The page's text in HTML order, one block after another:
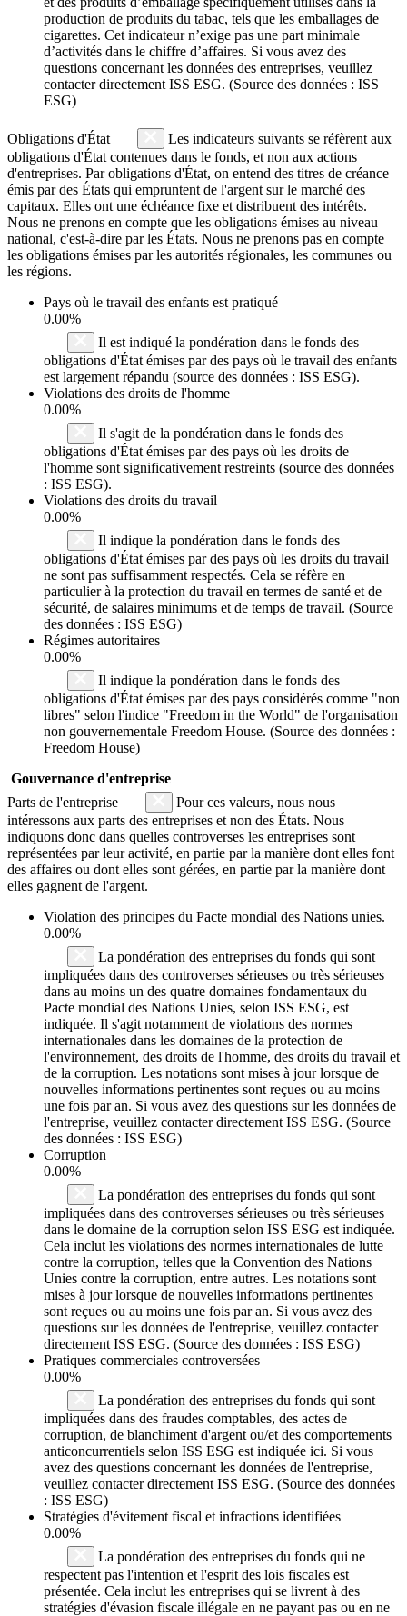
production de produits du tabac, tels que les emballages de
cigarettes. Cet indicateur n’exige pas une part minimale
d’activités dans le chiffre d’affaires. Si vous avez des
questions concernant les données des entreprises, veuillez
contacter directement ISS ESG. (Source des données : ISS
ESG)
Obligations d'État
Les indicateurs suivants se réfèrent aux
obligations d'État contenues dans le fonds, et non aux actions
d'entreprises. Par obligations d'État, on entend des titres de créance
émis par des États qui empruntent de l'argent sur le marché des
capitaux. Elles ont une échéance fixe et distribuent des intérêts.
Nous ne prenons en compte que les obligations émises au niveau
national, c'est-à-dire par les États. Nous ne prenons pas en compte
les obligations émises par les autorités régionales, les communes ou
les régions.
Pays où le travail des enfants est pratiqué
0.00%
Il est indiqué la pondération dans le fonds des
obligations d'État émises par des pays où le travail des enfants
est largement répandu (source des données : ISS ESG).
Violations des droits de l'homme
0.00%
Il s'agit de la pondération dans le fonds des
obligations d'État émises par des pays où les droits de
l'homme sont significativement restreints (source des données
: ISS ESG).
Violations des droits du travail
0.00%
Il indique la pondération dans le fonds des
obligations d'État émises par des pays où les droits du travail
ne sont pas suffisamment respectés. Cela se réfère en
particulier à la protection du travail en termes de santé et de
sécurité, de salaires minimums et de temps de travail. (Source
des données : ISS ESG)
Régimes autoritaires
0.00%
Il indique la pondération dans le fonds des
obligations d'État émises par des pays considérés comme "non
libres" selon l'indice "Freedom in the World" de l'organisation
non gouvernementale Freedom House. (Source des données :
Freedom House)
Gouvernance d'entreprise
Parts de l'entreprise
Pour ces valeurs, nous nous
intéressons aux parts des entreprises et non des États. Nous
indiquons donc dans quelles controverses les entreprises sont
représentées par leur activité, en partie par la manière dont elles font
des affaires ou dont elles sont gérées, en partie par la manière dont
elles gagnent de l'argent.
Violation des principes du Pacte mondial des Nations unies.
0.00%
La pondération des entreprises du fonds qui sont
impliquées dans des controverses sérieuses ou très sérieuses
dans au moins un des quatre domaines fondamentaux du
Pacte mondial des Nations Unies, selon ISS ESG, est
indiquée. Il s'agit notamment de violations des normes
internationales dans les domaines de la protection de
l'environnement, des droits de l'homme, des droits du travail et
de la corruption. Les notations sont mises à jour lorsque de
nouvelles informations pertinentes sont reçues ou au moins
une fois par an. Si vous avez des questions sur les données de
l'entreprise, veuillez contacter directement ISS ESG. (Source
des données : ISS ESG)
Corruption
0.00%
La pondération des entreprises du fonds qui sont
impliquées dans des controverses sérieuses ou très sérieuses
dans le domaine de la corruption selon ISS ESG est indiquée.
Cela inclut les violations des normes internationales de lutte
contre la corruption, telles que la Convention des Nations
Unies contre la corruption, entre autres. Les notations sont
mises à jour lorsque de nouvelles informations pertinentes
sont reçues ou au moins une fois par an. Si vous avez des
questions sur les données de l'entreprise, veuillez contacter
directement ISS ESG. (Source des données : ISS ESG)
Pratiques commerciales controversées
0.00%
La pondération des entreprises du fonds qui sont
impliquées dans des fraudes comptables, des actes de
corruption, de blanchiment d'argent ou/et des comportements
anticoncurrentiels selon ISS ESG est indiquée ici. Si vous
avez des questions concernant les données de l'entreprise,
veuillez contacter directement ISS ESG. (Source des données
: ISS ESG)
Stratégies d'évitement fiscal et infractions identifiées
0.00%
La pondération des entreprises du fonds qui ne
respectent pas l'intention et l'esprit des lois fiscales est
présentée. Cela inclut les entreprises qui se livrent à des
stratégies d'évasion fiscale illégale en ne payant pas ou en ne